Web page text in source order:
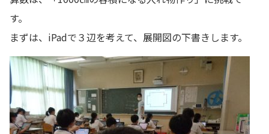
す。
まずは、iPadで３辺を考えて、展開図の下書きします。